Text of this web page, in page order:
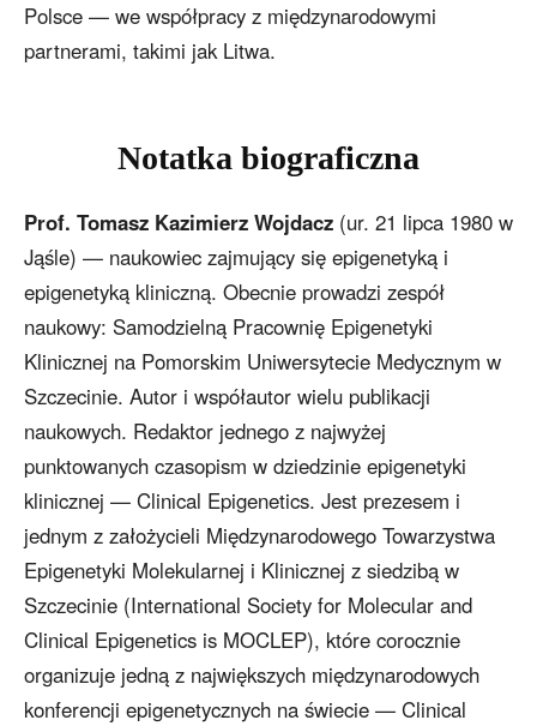
Polsce — we współpracy z międzynarodowymi
partnerami, takimi jak Litwa.
Notatka biograficzna
Prof. Tomasz Kazimierz Wojdacz (ur. 21 lipca 1980 w
Jąśle) — naukowiec zajmujący się epigenetyką i
epigenetyką kliniczną. Obecnie prowadzi zespół
naukowy: Samodzielną Pracownię Epigenetyki
Klinicznej na Pomorskim Uniwersytecie Medycznym w
Szczecinie. Autor i współautor wielu publikacji
naukowych. Redaktor jednego z najwyżej
punktowanych czasopism w dziedzinie epigenetyki
klinicznej — Clinical Epigenetics. Jest prezesem i
jednym z założycieli Międzynarodowego Towarzystwa
Epigenetyki Molekularnej i Klinicznej z siedzibą w
Szczecinie (International Society for Molecular and
Clinical Epigenetics is MOCLEP), które corocznie
organizuje jedną z największych międzynarodowych
konferencji epigenetycznych na świecie — Clinical